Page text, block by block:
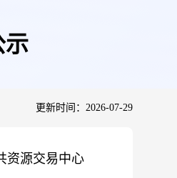
示
更新时间：2026-07-29
资源交易中心